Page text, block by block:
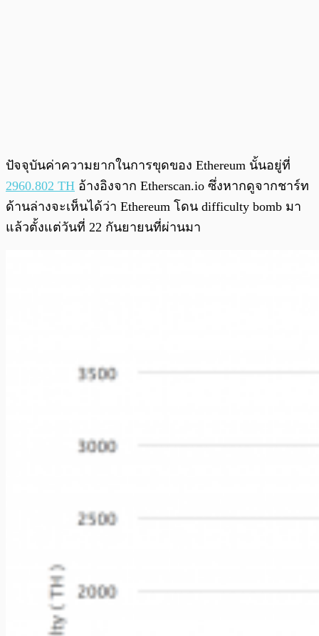
ปัจจุบันค่าความยากในการขุดของ Ethereum นั้นอยู่ที่
2960.802 TH อ้างอิงจาก Etherscan.io ซึ่งหากดูจากชาร์ท
ด้านล่างจะเห็นได้ว่า Ethereum โดน difficulty bomb มา
แล้วตั้งแต่วันที่ 22 กันยายนที่ผ่านมา